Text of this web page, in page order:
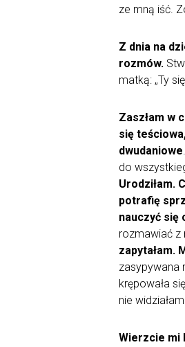
ze mną iść.
Z dnia na
rozmów.
matką: „Ty
Zaszłam w
się
dwudaniowe
do
Urodziłam.
potrafię
nauczyć się
rozmawiać z
zapytałam.
zasypywana
krępowała
nie
Wierzcie mi